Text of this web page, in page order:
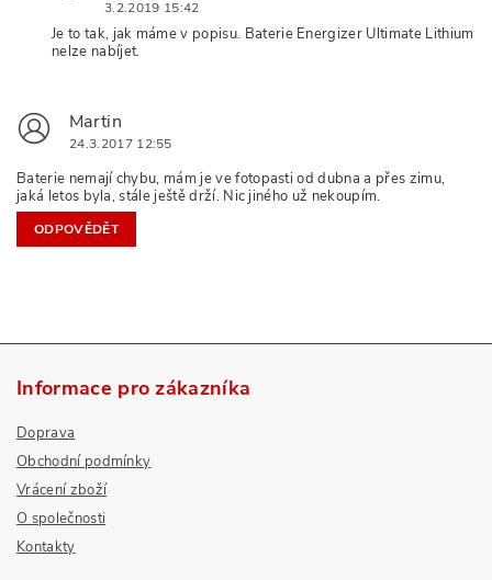
3.2.2019 15:42
Je to tak, jak máme v popisu. Baterie Energizer Ultimate Lithium
nelze nabíjet.
Martin
24.3.2017 12:55
Baterie nemají chybu, mám je ve fotopasti od dubna a přes zimu,
jaká letos byla, stále ještě drží. Nic jiného už nekoupím.
ODPOVĚDĚT
Informace pro zákazníka
Doprava
Obchodní podmínky
Vrácení zboží
O společnosti
Kontakty